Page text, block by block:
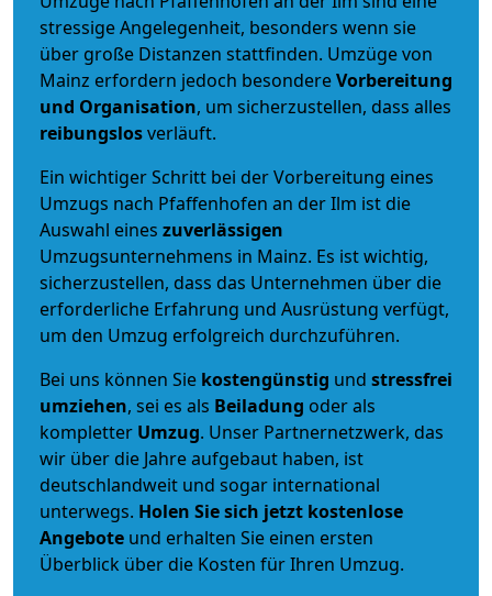
stressige Angelegenheit, besonders wenn sie
über große Distanzen stattfinden. Umzüge von
Mainz erfordern jedoch besondereVorbereitung
und Organisation, um sicherzustellen, dass alles
reibungslosverläuft.
Ein wichtiger Schritt bei der Vorbereitung eines
Umzugs nach Pfaffenhofen an der Ilm ist die
Auswahl eines zuverlässigen
Umzugsunternehmens in Mainz. Es ist wichtig,
sicherzustellen, dass das Unternehmen über die
erforderliche Erfahrung und Ausrüstung verfügt,
um den Umzug erfolgreich durchzuführen.
Bei uns können Sie kostengünstig und stressfrei
umziehen, sei es als Beiladung oder als
kompletter Umzug. Unser Partnernetzwerk, das
wir über die Jahre aufgebaut haben, ist
deutschlandweit und sogar international
unterwegs. Holen Sie sich jetzt kostenlose
Angebote und erhalten Sie einen ersten
Überblick über die Kosten für Ihren Umzug.